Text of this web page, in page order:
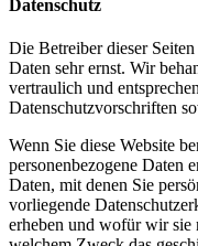
Datenschutz
Die Betreiber dieser
Daten sehr ernst. Wir
vertraulich und
Datenschutzvorschriften
Wenn Sie diese Website
personenbezogene Daten
Daten, mit denen Sie
vorliegende
erheben und wofür wir sie